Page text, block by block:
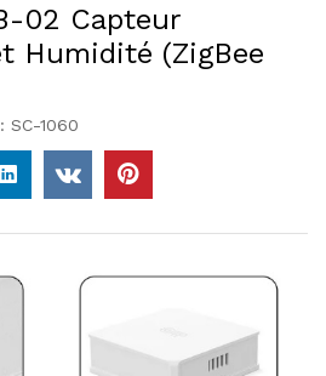
02 Capteur
Humidité (ZigBee
SC-1060